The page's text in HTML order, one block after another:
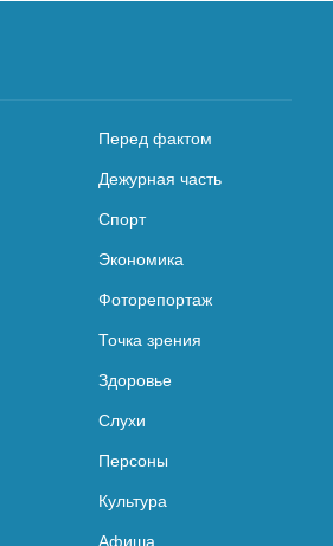
Перед фактом
Дежурная часть
Спорт
Экономика
Фоторепортаж
Точка зрения
Здоровье
Слухи
Персоны
Культура
Афиша